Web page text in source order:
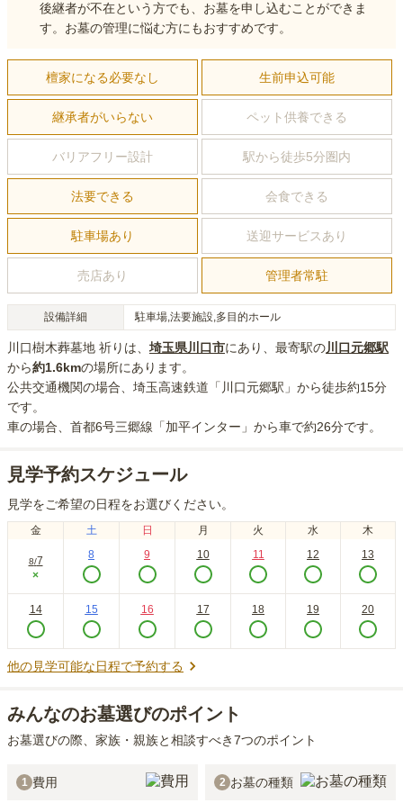
後継者が不在という方でも、お墓を申し込むことができま
す。お墓の管理に悩む方にもおすすめです。
檀家になる必要なし 生前申込可能
継承者がいらない ペット供養できる
バリアフリー設計 駅から徒歩5分圏内
法要できる 会食できる
駐車場あり 送迎サービスあり
売店あり 管理者常駐
設備詳細 駐車場,法要施設,多目的ホール
川口樹木葬墓地 祈り は、 埼玉県川口市にあり 、最寄駅の川口元郷駅
から約1.6kmの場所にあり ます。
公共交通機関の場合、埼玉高速鉄道「川口元郷駅」から徒歩約15分
です。
車の場合、首都6号三郷線「加平インター」から車で約26分です。
見学予約スケジュール
見学をご希望の日程をお選びください。
金 土 日 月 火 水 木
8/7
×
8 9 10 11 12 13
14 15 16 17 18 19 20
他の見学可能な日程で予約する
みんなのお墓選びのポイント
お墓選びの際、家族・親族と相談すべき7つのポイント
1 費用 2 お墓の種類